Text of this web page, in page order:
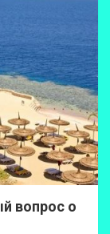
вопрос о